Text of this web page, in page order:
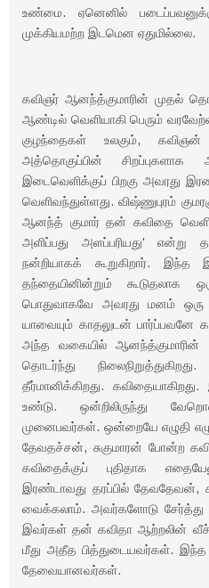
உண்மை. ஏனெனில்
முக்கியமற்ற இடமென ஏதுமில்லை.
கவிஞர் ஆனந்த்குமாரின் முதல்
ஆண்டில் வெளியாகி பெரும்
குழந்தைகள் உலகும்,
அத்தொகுப்பின் சிறப்புகளாக
இடைவெளிக்குப் பிறகு அவரது
வெளிவந்துள்ளது. விஷ்ணுபுரம்
ஆனந்த் குமார் தன் கவிதை
அளிப்பது அளப்பரியது'
நன்றியாகக் கூறுகிறார்.
தந்தையினின்றும் கூடுதலாக
பொதுவாகவே அவரது மனம்
யாவையும் காதலுடன்
அந்த வகையில்
தொடர்ந்து
தீர்மானிக்கிறது.
உண்டு. ஒன்றிலிருந்து
முனைபவர்கள். ஒன்றையே எழுதி
தேவதச்சன், சுகுமாரன் போன்ற
கவிதைக்குப் புதிதாக
இரண்டாவது தரப்பில்
வைக்கலாம். அவர்களோடு
இவர்கள் தன் கவிதா ஆற்றலின்
மீது அதீத பித்துடையவர்கள். இந்த
தேவையானவர்கள்.